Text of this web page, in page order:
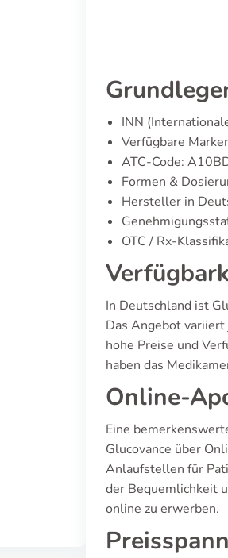
INN
Verfügbare
ATC-Code:
Formen &
Hersteller in
OTC / Rx-
In Deutschland ist
Das Angebot
hohe Preise und
haben das
Online-
Eine
Glucovance über
Anlaufstellen für
der Bequemlichkeit
online zu erwerben.